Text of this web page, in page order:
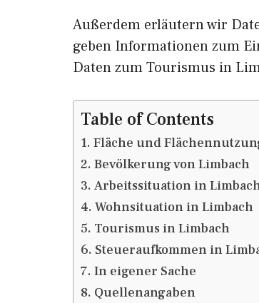
Außerdem erläutern wir
geben Informationen zum
Daten zum Tourismus in
Table of Contents
Fläche und
Bevölkerung von Limbach
Arbeitssituation in
Wohnsituation in Limbach
Tourismus in Limbach
Steueraufkommen in
In eigener Sache
Quellenangaben